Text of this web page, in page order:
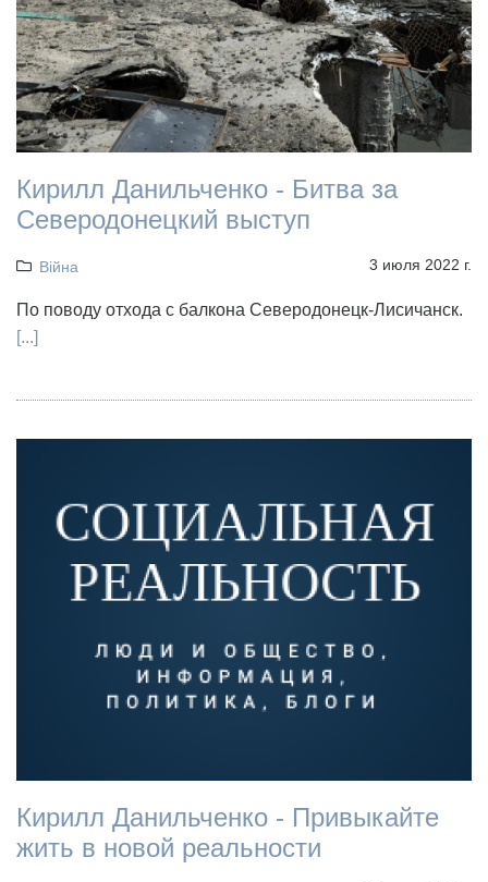
Кирилл Данильченко - Битва за
Северодонецкий выступ
Війна 3 июля 2022 г.
По поводу отхода с балкона Северодонецк-Лисичанск.
[...]
Кирилл Данильченко - Привыкайте
жить в новой реальности